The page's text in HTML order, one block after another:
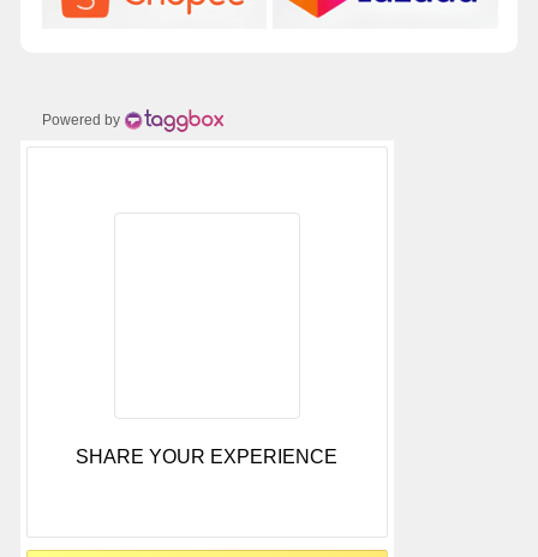
Powered by
SHARE YOUR EXPERIENCE